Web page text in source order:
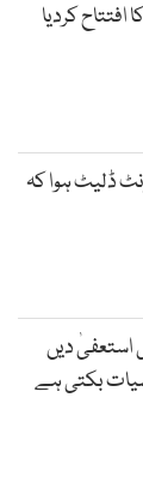
کردیا
ڈلیٹ ہوا کہ
استعفیٰ دیں
بکتی ہے